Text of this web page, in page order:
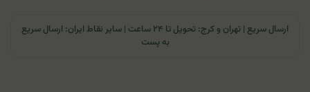
ارسال سریع | تهران و کرج: تحویل تا ۲۴ ساعت | سایر نقاط ایران: ارسال سریع
به پست